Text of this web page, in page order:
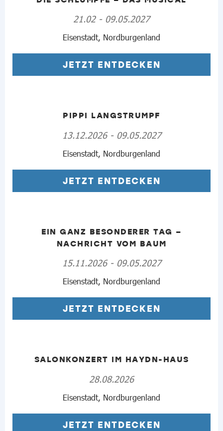
21.02 - 09.05.2027
Eisenstadt, Nordburgenland
JETZT ENTDECKEN
PIPPI LANGSTRUMPF
13.12.2026 - 09.05.2027
Eisenstadt, Nordburgenland
JETZT ENTDECKEN
EIN GANZ BESONDERER TAG –
NACHRICHT VOM BAUM
15.11.2026 - 09.05.2027
Eisenstadt, Nordburgenland
JETZT ENTDECKEN
SALONKONZERT IM HAYDN-HAUS
28.08.2026
Eisenstadt, Nordburgenland
JETZT ENTDECKEN